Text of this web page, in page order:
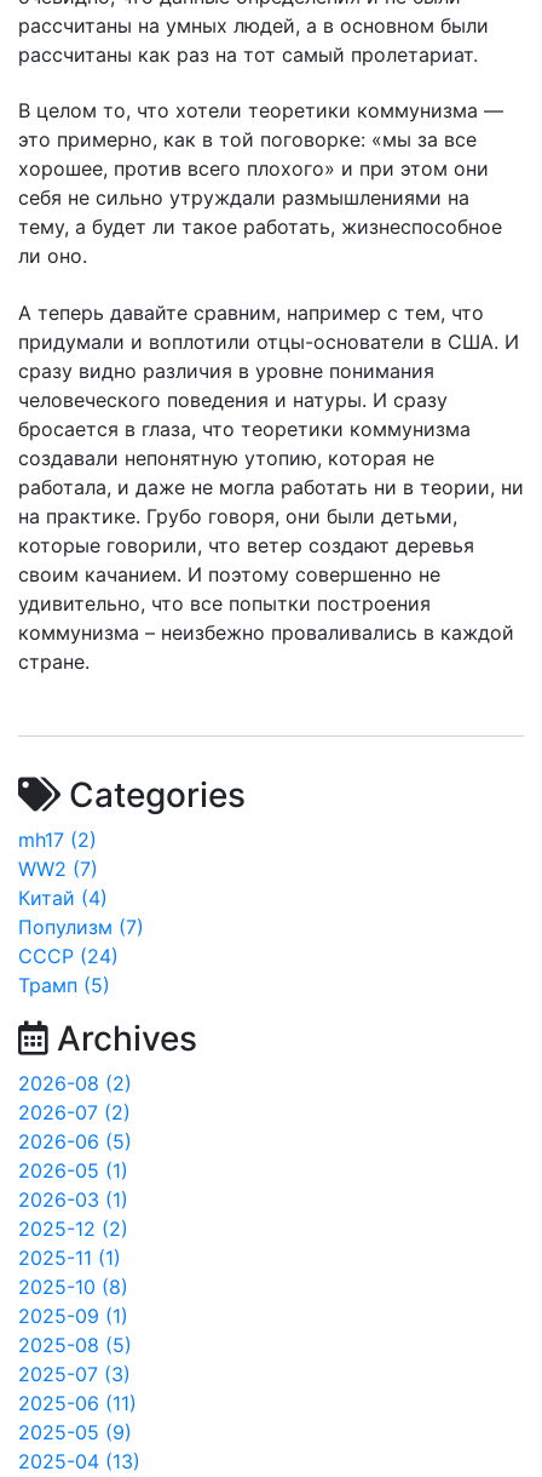
рассчитаны на умных людей, а в основном были
рассчитаны как раз на тот самый пролетариат.
В целом то, что хотели теоретики коммунизма —
это примерно, как в той поговорке: «мы за все
хорошее, против всего плохого» и при этом они
себя не сильно утруждали размышлениями на
тему, а будет ли такое работать, жизнеспособное
ли оно.
А теперь давайте сравним, например с тем, что
придумали и воплотили отцы-основатели в США. И
сразу видно различия в уровне понимания
человеческого поведения и натуры. И сразу
бросается в глаза, что теоретики коммунизма
создавали непонятную утопию, которая не
работала, и даже не могла работать ни в теории, ни
на практике. Грубо говоря, они были детьми,
которые говорили, что ветер создают деревья
своим качанием. И поэтому совершенно не
удивительно, что все попытки построения
коммунизма – неизбежно проваливались в каждой
стране.
Categories
mh17 (2)
WW2 (7)
Китай (4)
Популизм (7)
СССР (24)
Трамп (5)
Archives
2026-08 (2)
2026-07 (2)
2026-06 (5)
2026-05 (1)
2026-03 (1)
2025-12 (2)
2025-11 (1)
2025-10 (8)
2025-09 (1)
2025-08 (5)
2025-07 (3)
2025-06 (11)
2025-05 (9)
2025-04 (13)